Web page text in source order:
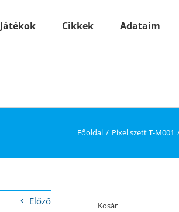
Játékok Cikkek Adataim
Főoldal Pixel szett T-M001
Előző Kosár